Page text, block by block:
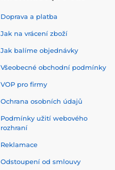
Doprava a platba
Jak na vrácení zboží
Jak balíme objednávky
Všeobecné obchodní podmínky
VOP pro firmy
Ochrana osobních údajů
Podmínky užití webového
rozhraní
Reklamace
Odstoupení od smlouvy